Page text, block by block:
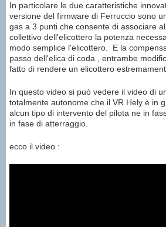
In particolare le due caratteristiche
versione del firmware di Ferruccio sono
gas a 3 punti che consente di associare
collettivo dell'elicottero la potenza
modo semplice l'elicottero. E la
passo dell'elica di coda , entrambe
fatto di rendere un elicottero
In questo video si può vedere il video di
totalmente autonome che il VR Hely è in
alcun tipo di intervento del pilota ne in
in fase di atterraggio.
ecco il video :